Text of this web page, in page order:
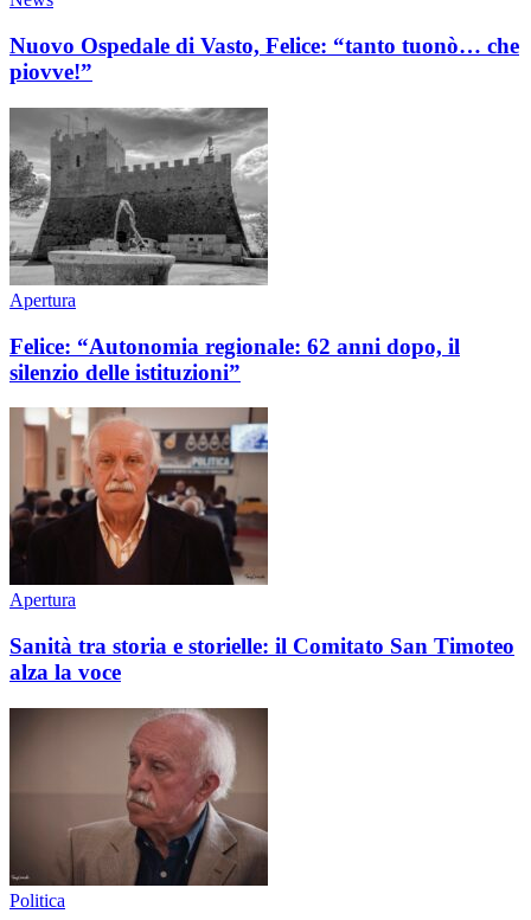
Nuovo Ospedale di Vasto, Felice: “tanto tuonò… che
piovve!”
Apertura
Felice: “Autonomia regionale: 62 anni dopo, il
silenzio delle istituzioni”
Apertura
Sanità tra storia e storielle: il Comitato San Timoteo
alza la voce
Politica